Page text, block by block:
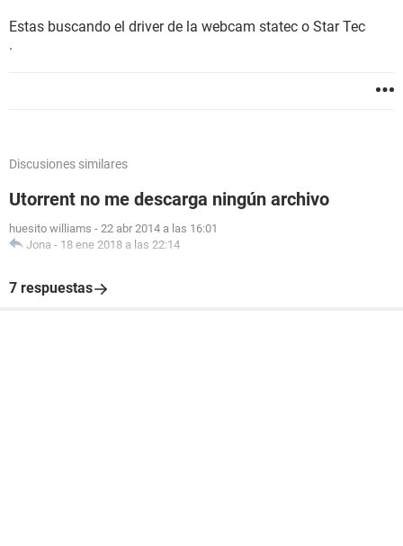
Estas buscando el driver de la webcam statec o Star Tec
.
Discusiones similares
Utorrent no me descarga ningún archivo
huesito williams - 22 abr 2014 a las 16:01
Jona - 18 ene 2018 a las 22:14
7 respuestas